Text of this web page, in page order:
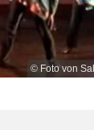
© Foto von